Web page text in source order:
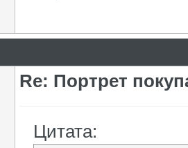
Re: Портрет
Цитата: